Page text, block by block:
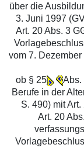
über die
3. Juni 1997
Art. 20 Abs. 3
vom 7.
ob § 25
Abs.
Berufe in der
S. 490) mit Art.
Art. 20